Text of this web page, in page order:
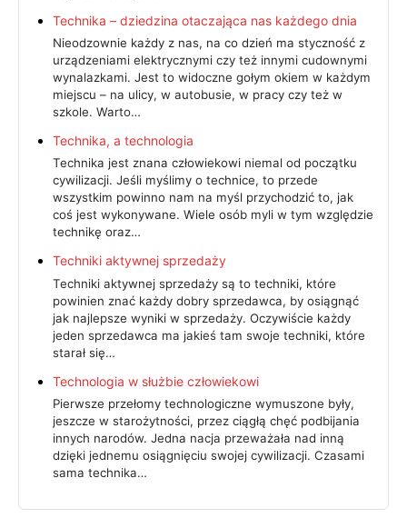
Technika – dziedzina otaczająca nas każdego dnia
Nieodzownie każdy z nas, na co dzień ma styczność z
urządzeniami elektrycznymi czy też innymi cudownymi
wynalazkami. Jest to widoczne gołym okiem w każdym
miejscu – na ulicy, w autobusie, w pracy czy też w
szkole. Warto…
Technika, a technologia
Technika jest znana człowiekowi niemal od początku
cywilizacji. Jeśli myślimy o technice, to przede
wszystkim powinno nam na myśl przychodzić to, jak
coś jest wykonywane. Wiele osób myli w tym względzie
technikę oraz…
Techniki aktywnej sprzedaży
Techniki aktywnej sprzedaży są to techniki, które
powinien znać każdy dobry sprzedawca, by osiągnąć
jak najlepsze wyniki w sprzedaży. Oczywiście każdy
jeden sprzedawca ma jakieś tam swoje techniki, które
starał się…
Technologia w służbie człowiekowi
Pierwsze przełomy technologiczne wymuszone były,
jeszcze w starożytności, przez ciągłą chęć podbijania
innych narodów. Jedna nacja przeważała nad inną
dzięki jednemu osiągnięciu swojej cywilizacji. Czasami
sama technika…